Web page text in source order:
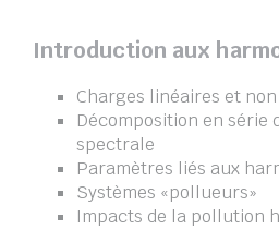
Introduction aux
Charges linéaires et
Décomposition en série
spectrale
Paramètres liés aux
Systèmes «pollueurs»
Impacts de la pollution